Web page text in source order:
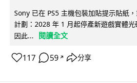
Sony 已在 PS5 主機包裝加貼提示貼紙
計劃：2028 年 1 月起停產新遊戲實體
因此...
閱讀全文
117 59 ↗ 分享